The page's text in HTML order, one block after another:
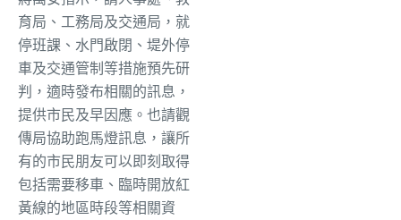
育局、工務局及交通局，就
停班課、水門啟閉、堤外停
車及交通管制等措施預先研
判，適時發布相關的訊息，
提供市民及早因應。也請觀
傳局協助跑馬燈訊息，讓所
有的市民朋友可以即刻取得
包括需要移車、臨時開放紅
黃線的地區時段等相關資